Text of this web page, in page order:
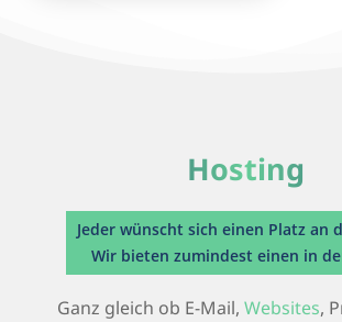
Hosting
Jeder wünscht sich einen Platz an
Wir bieten zumindest einen in
Ganz gleich ob E-Mail,Websites,